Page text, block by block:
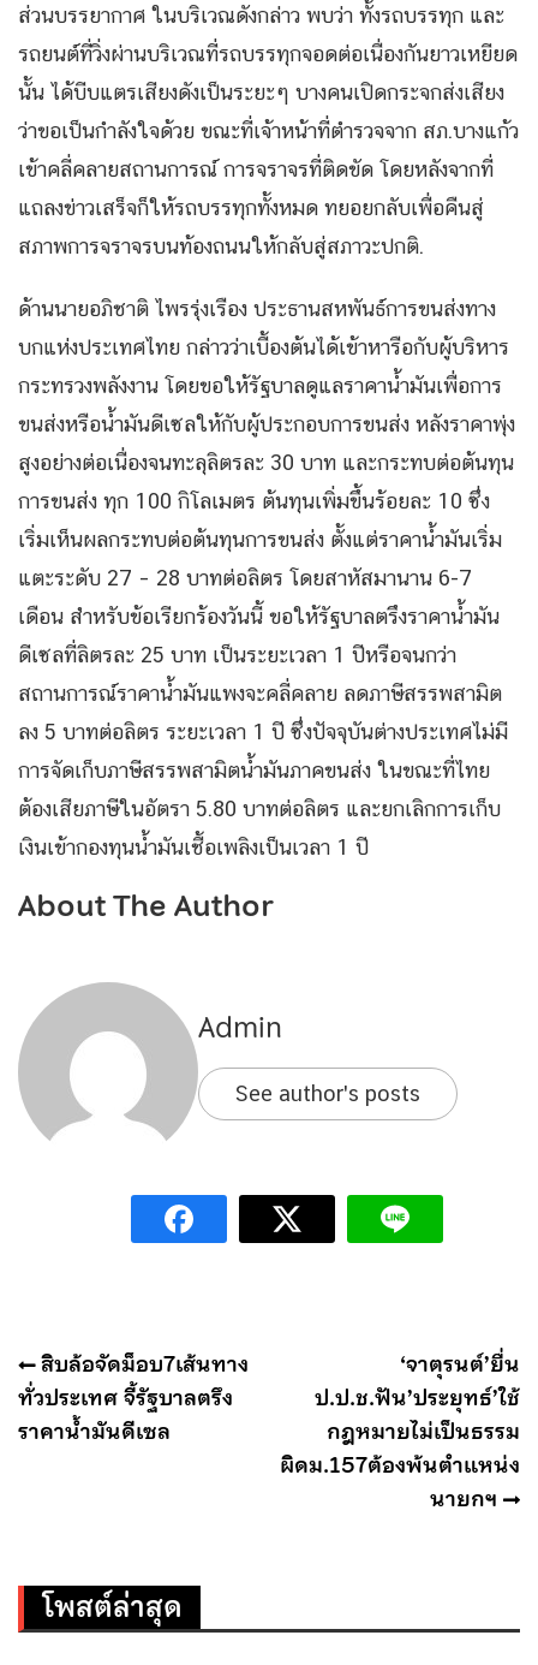
ส่วนบรรยากาศ ในบริเวณดังกล่าว พบว่า ทั้งรถบรรทุก และ
รถยนต์ที่วิ่งผ่านบริเวณที่รถบรรทุกจอดต่อเนื่องกันยาวเหยียด
นั้น ได้บีบแตรเสียงดังเป็นระยะๆ บางคนเปิดกระจกส่งเสียง
ว่าขอเป็นกำลังใจด้วย ขณะที่เจ้าหน้าที่ตำรวจจาก สภ.บางแก้ว
เข้าคลี่คลายสถานการณ์ การจราจรที่ติดขัด โดยหลังจากที่
แถลงข่าวเสร็จก็ให้รถบรรทุกทั้งหมด ทยอยกลับเพื่อคืนสู่
สภาพการจราจรบนท้องถนนให้กลับสู่สภาวะปกติ.
ด้านนายอภิชาติ ไพรรุ่งเรือง ประธานสหพันธ์การขนส่งทาง
บกแห่งประเทศไทย กล่าวว่าเบื้องต้นได้เข้าหารือกับผู้บริหาร
กระทรวงพลังงาน โดยขอให้รัฐบาลดูแลราคาน้ำมันเพื่อการ
ขนส่งหรือน้ำมันดีเซลให้กับผู้ประกอบการขนส่ง หลังราคาพุ่ง
สูงอย่างต่อเนื่องจนทะลุลิตรละ 30 บาท และกระทบต่อต้นทุน
การขนส่ง ทุก 100 กิโลเมตร ต้นทุนเพิ่มขึ้นร้อยละ 10 ซึ่ง
เริ่มเห็นผลกระทบต่อต้นทุนการขนส่ง ตั้งแต่ราคาน้ำมันเริ่ม
แตะระดับ 27 – 28 บาทต่อลิตร โดยสาหัสมานาน 6-7
เดือน สำหรับข้อเรียกร้องวันนี้ ขอให้รัฐบาลตรึงราคาน้ำมัน
ดีเซลที่ลิตรละ 25 บาท เป็นระยะเวลา 1 ปีหรือจนกว่า
สถานการณ์ราคาน้ำมันแพงจะคลี่คลาย ลดภาษีสรรพสามิต
ลง 5 บาทต่อลิตร ระยะเวลา 1 ปี ซึ่งปัจจุบันต่างประเทศไม่มี
การจัดเก็บภาษีสรรพสามิตน้ำมันภาคขนส่ง ในขณะที่ไทย
ต้องเสียภาษีในอัตรา 5.80 บาทต่อลิตร และยกเลิกการเก็บ
เงินเข้ากองทุนน้ำมันเชื้อเพลิงเป็นเวลา 1 ปี
About The Author
Admin
See author's posts
แนะแนว
เรื่อง
สิบล้อจัดม็อบ7เส้นทาง
ทั่วประเทศ จี้รัฐบาลตรึง
ราคาน้ำมันดีเซล
‘จาตุรนต์’ยื่น
ป.ป.ช.ฟัน’ประยุทธ์’ใช้
กฎหมายไม่เป็นธรรม
ผิดม.157ต้องพ้นตำแหน่ง
นายกฯ
โพสต์ล่าสุด